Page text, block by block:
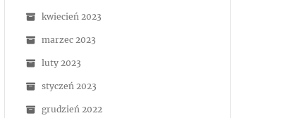
kwiecień 2023
marzec 2023
luty 2023
styczeń 2023
grudzień 2022